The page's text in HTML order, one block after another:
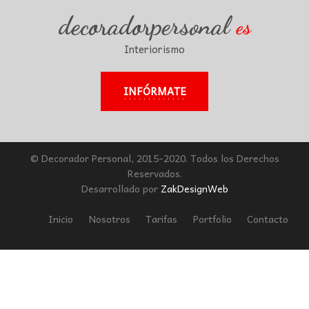
decoradorpersonales
Interiorismo
INFÓRMATE
© Decorador Personal, 2015-2020. Todos los Derechos
Reservados.
Desarrollado por ZakDesignWeb
Inicio Nosotros Tarifas Portfolio Contacto